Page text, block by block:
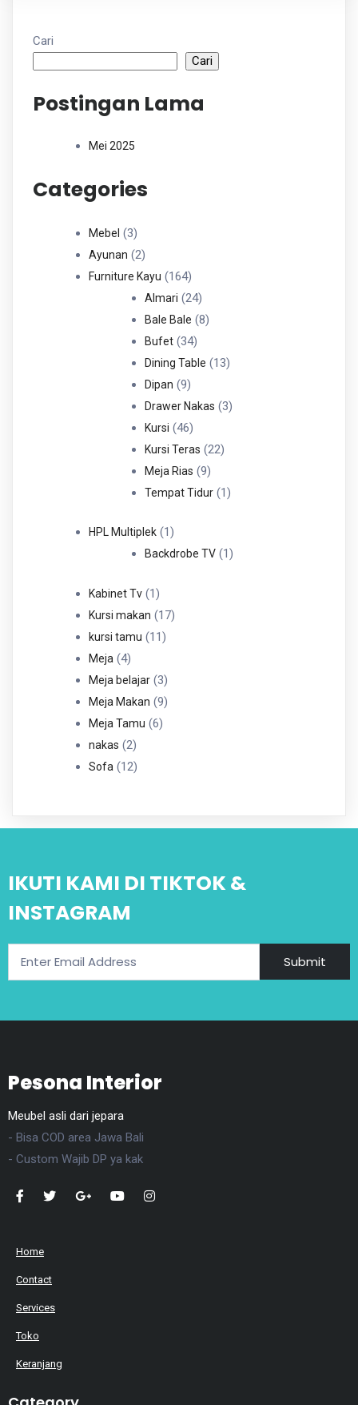
Cari
Cari
Postingan Lama
Mei 2025
Categories
Mebel 33
Produk
Ayunan 22
Produk
Furniture Kayu 164164
Produk
Almari 2424
Produk
Bale Bale 88
Bufet 3434
Produk
Dining Table 1313
Dipan 99
Produk
Drawer Nakas 33
Kursi 4646
Produk
Kursi Teras 2222
Meja Rias 99
Produk
Tempat Tidur 11
HPL Multiplek 11
Produk
Backdrobe TV 11
Kabinet Tv 11
Produk
Kursi makan 1717
kursi tamu 1111
Meja 44
Produk
Meja belajar 33
Produk
Meja Makan 99
Meja Tamu 66
nakas 22
Produk
Sofa 1212
IKUTI KAMI DI TIKTOK &
INSTAGRAM
Submit
Pesona Interior
Meubel asli dari jepara
- Bisa COD area Jawa Bali
- Custom Wajib DP ya kak
Home
Contact
Services
Toko
Keranjang